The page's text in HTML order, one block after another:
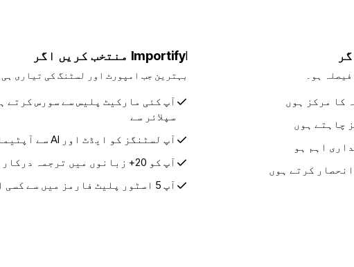
ہو۔
کا مرکز ہوں
اہم ہو
Importify منتخب کریں اگر
بہترین جب امپورٹ اور لسٹنگ کی تیاری ہی
آپ کئی مارکیٹ پلیس سے سورس کرتے
سپلائر سے
آپ لسٹنگز کو ایڈٹ اور AI سے آپٹیمائز کرنا چاہتے ہوں
آپ کو 20+ زبانوں میں ترجمہ درکار ہو
آپ 5 اسٹور پلیٹ فارمز میں سے کسی ایک پر پبلش کرتے ہوں